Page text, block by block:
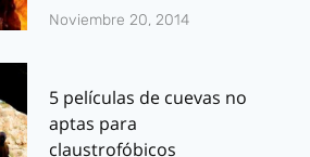
Noviembre 20, 2014
5 películas de cuevas no
aptas para
claustrofóbicos